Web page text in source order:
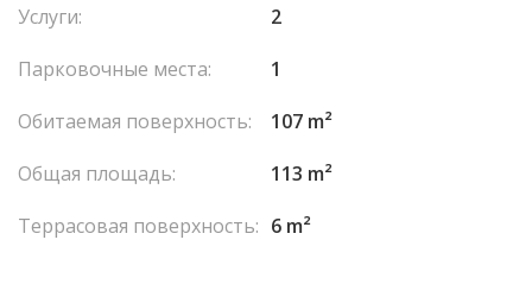
Услуги:
2
Парковочные места:
1
Обитаемая поверхность:
107 m²
Общая площадь:
113 m²
Террасовая поверхность: 6 m²